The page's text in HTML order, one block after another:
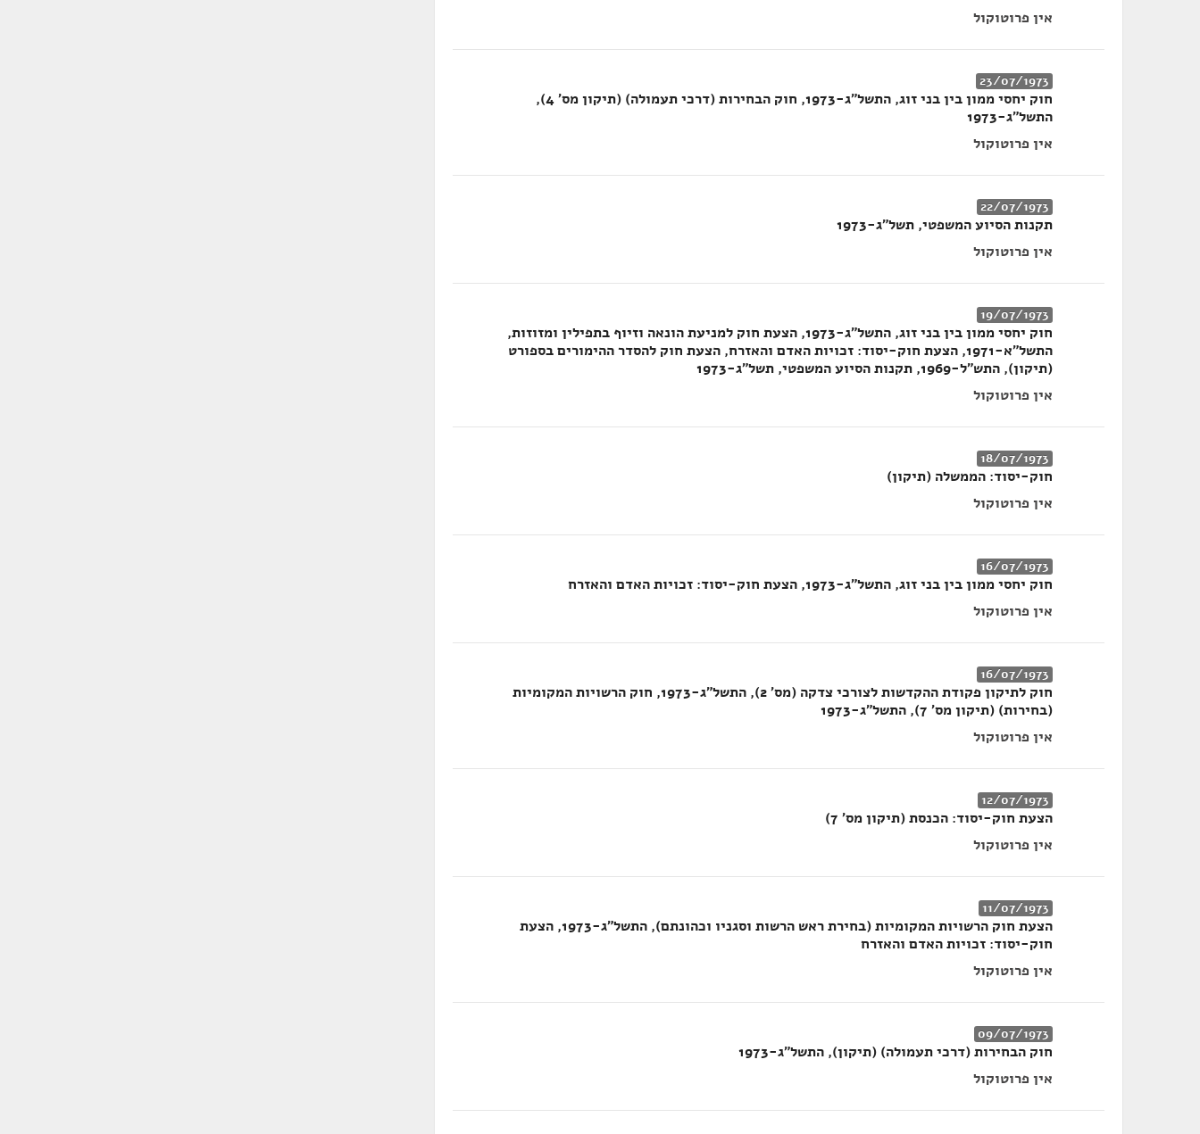
אין פרוטוקול
23/07/1973
חוק יחסי ממון בין בני זוג, התשל"ג-1973, חוק הבחירות (דרכי תעמולה) (תיקון מס' 4),
התשל"ג-1973
אין פרוטוקול
22/07/1973
תקנות הסיוע המשפטי, תשל"ג-1973
אין פרוטוקול
19/07/1973
חוק יחסי ממון בין בני זוג, התשל"ג-1973, הצעת חוק למניעת הונאה וזיוף בתפילין ומזוזות,
התשל"א-1971, הצעת חוק-יסוד: זכויות האדם והאזרח, הצעת חוק להסדר ההימורים בספורט
(תיקון), התש"ל-1969, תקנות הסיוע המשפטי, תשל"ג-1973
אין פרוטוקול
18/07/1973
חוק-יסוד: הממשלה (תיקון)
אין פרוטוקול
16/07/1973
חוק יחסי ממון בין בני זוג, התשל"ג-1973, הצעת חוק-יסוד: זכויות האדם והאזרח
אין פרוטוקול
16/07/1973
חוק לתיקון פקודת ההקדשות לצורכי צדקה (מס' 2), התשל"ג-1973, חוק הרשויות המקומיות
(בחירות) (תיקון מס' 7), התשל"ג-1973
אין פרוטוקול
12/07/1973
הצעת חוק-יסוד: הכנסת (תיקון מס' 7)
אין פרוטוקול
11/07/1973
הצעת חוק הרשויות המקומיות (בחירת ראש הרשות וסגניו וכהונתם), התשל"ג-1973, הצעת
חוק-יסוד: זכויות האדם והאזרח
אין פרוטוקול
09/07/1973
חוק הבחירות (דרכי תעמולה) (תיקון), התשל"ג-1973
אין פרוטוקול